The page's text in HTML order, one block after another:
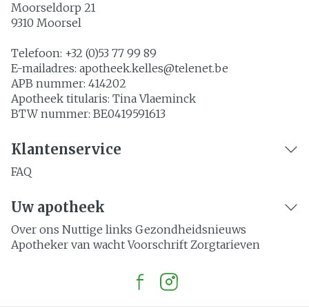
Moorseldorp 21
9310 Moorsel
Telefoon: +32 (0)53 77 99 89
E-mailadres: apotheek.kelles@telenet.be
APB nummer: 414202
Apotheek titularis: Tina Vlaeminck
BTW nummer: BE0419591613
Klantenservice
FAQ
Uw apotheek
Over ons Nuttige links Gezondheidsnieuws
Apotheker van wacht Voorschrift Zorgtarieven